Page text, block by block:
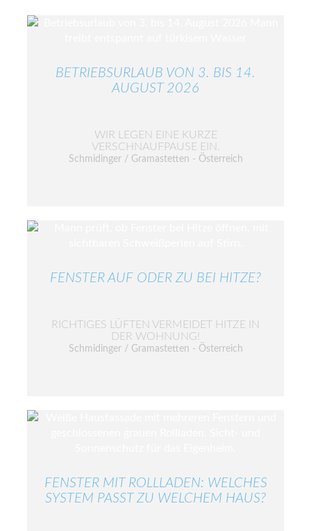
BETRIEBSURLAUB VON 3. BIS 14.
AUGUST 2026
WIR LEGEN EINE KURZE
VERSCHNAUFPAUSE EIN.
Schmidinger / Gramastetten - Österreich
FENSTER AUF ODER ZU BEI HITZE?
RICHTIGES LÜFTEN VERMEIDET HITZE IN
DER WOHNUNG!
Schmidinger / Gramastetten - Österreich
FENSTER MIT ROLLLADEN: WELCHES
SYSTEM PASST ZU WELCHEM HAUS?